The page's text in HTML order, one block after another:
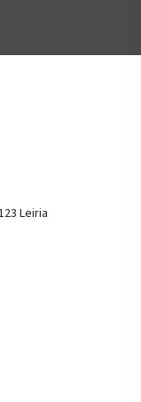
Leiria